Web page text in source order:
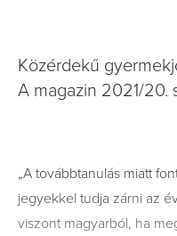
Közérdekű
A magazin 2021/20.
„A továbbtanulás miatt
jegyekkel tudja zárni az
viszont magyarból, ha